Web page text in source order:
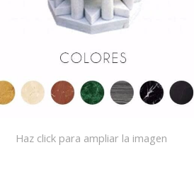
Haz click para ampliar la imagen